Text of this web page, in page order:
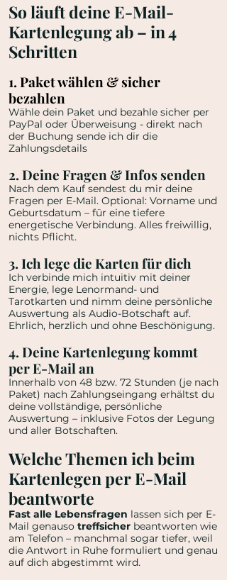
​​​​So läuft deine E-Mail-
Kartenlegung ab – in 4
Schritten
1. Paket wählen & sicher
bezahlen
Wähle dein Paket und bezahle sicher per
PayPal oder Überweisung - direkt nach
der Buchung sende ich dir die
Zahlungsdetails
2. Deine Fragen & Infos senden
Nach dem Kauf sendest du mir deine
Fragen per E-Mail. Optional: Vorname und
Geburtsdatum – für eine tiefere
energetische Verbindung. Alles freiwillig,
nichts Pflicht.
3. Ich lege die Karten für dich
Ich verbinde mich intuitiv mit deiner
Energie, lege Lenormand- und
Tarotkarten und nimm deine persönliche
Auswertung als Audio-Botschaft auf.
Ehrlich, herzlich und ohne Beschönigung.
4. Deine Kartenlegung kommt
per E-Mail an
Innerhalb von 48 bzw. 72 Stunden (je nach
Paket) nach Zahlungseingang erhältst du
deine vollständige, persönliche
Auswertung – inklusive Fotos der Legung
und aller Botschaften.
Welche Themen ich beim
Kartenlegen per E-Mail
beantworte
Fast alle Lebensfragen lassen sich per E-
Mail genauso treffsicher beantworten wie
am Telefon – manchmal sogar tiefer, weil
die Antwort in Ruhe formuliert und genau
auf dich abgestimmt wird.